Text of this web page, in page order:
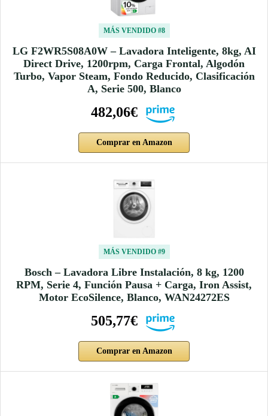
MÁS VENDIDO #8
LG F2WR5S08A0W – Lavadora Inteligente, 8kg, AI
Direct Drive, 1200rpm, Carga Frontal, Algodón
Turbo, Vapor Steam, Fondo Reducido, Clasificación
A, Serie 500, Blanco
482,06€
Comprar en Amazon
MÁS VENDIDO #9
Bosch – Lavadora Libre Instalación, 8 kg, 1200
RPM, Serie 4, Función Pausa + Carga, Iron Assist,
Motor EcoSilence, Blanco, WAN24272ES
505,77€
Comprar en Amazon